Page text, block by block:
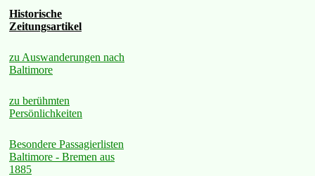
Historische
Zeitungsartikel
zu Auswanderungen nach
Baltimore
zu berühmten
Persönlichkeiten
Besondere Passagierlisten
Baltimore - Bremen aus
1885